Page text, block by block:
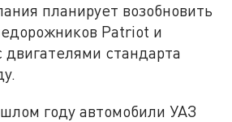
планирует возобновить
Patriot и
двигателями стандарта
году автомобили УАЗ